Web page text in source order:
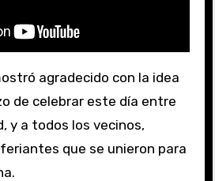
agradecido con la idea
de celebrar este día entre
y a todos los vecinos,
que se unieron para